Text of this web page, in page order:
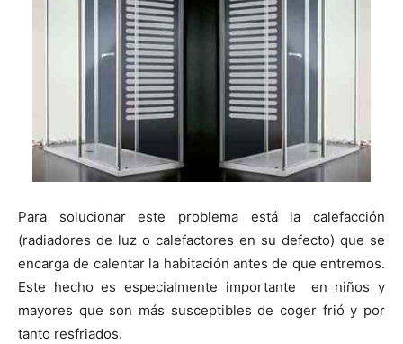
Para solucionar este problema está la calefacción
(radiadores de luz o calefactores en su defecto) que se
encarga de calentar la habitación antes de que entremos.
Este hecho es especialmente importante en niños y
mayores que son más susceptibles de coger frió y por
tanto resfriados.